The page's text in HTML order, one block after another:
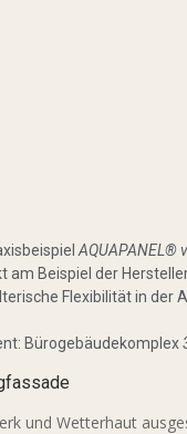
AQUAPANEL®
am Beispiel der
Flexibilität in der
Bürogebäudekomplex
und Wetterhaut